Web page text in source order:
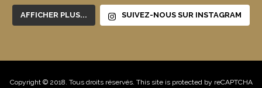
AFFICHER PLUS... SUIVEZ-NOUS SUR INSTAGRAM
Copyright © 2018. Tous droits réservés. This site is protected by reCAPTCHA